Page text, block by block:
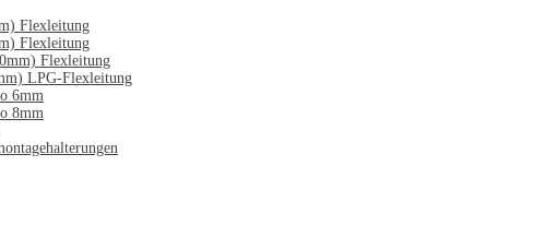
Flexleitung
Flexleitung
Flexleitung
LPG-Flexleitung
6mm
8mm